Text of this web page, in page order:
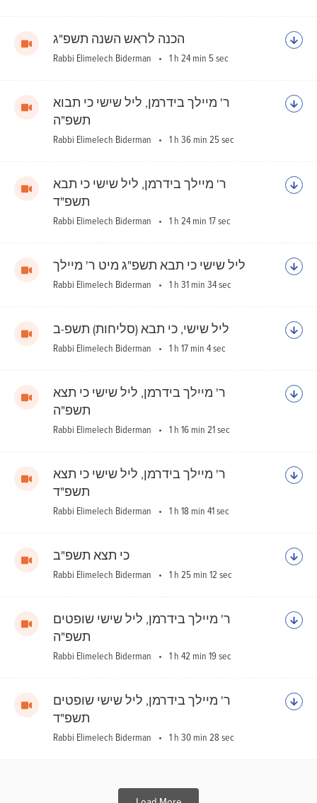
הכנה לראש השנה תשפ"ג
Rabbi Elimelech Biderman 1 h 24 min 5 sec
ר' מיילך בידרמן, ליל שישי כי תבוא
תשפ"ה
Rabbi Elimelech Biderman 1 h 36 min 25 sec
ר' מיילך בידרמן, ליל שישי כי תבא
תשפ"ד
Rabbi Elimelech Biderman 1 h 24 min 17 sec
ליל שישי כי תבא תשפ"ג מיט ר' מיילך
Rabbi Elimelech Biderman 1 h 31 min 34 sec
ליל שישי, כי תבא (סליחות) תשפ-ב
Rabbi Elimelech Biderman 1 h 17 min 4 sec
ר' מיילך בידרמן, ליל שישי כי תצא
תשפ"ה
Rabbi Elimelech Biderman 1 h 16 min 21 sec
ר' מיילך בידרמן, ליל שישי כי תצא
תשפ"ד
Rabbi Elimelech Biderman 1 h 18 min 41 sec
כי תצא תשפ"ב
Rabbi Elimelech Biderman 1 h 25 min 12 sec
ר' מיילך בידרמן, ליל שישי שופטים
תשפ"ה
Rabbi Elimelech Biderman 1 h 42 min 19 sec
ר' מיילך בידרמן, ליל שישי שופטים
תשפ"ד
Rabbi Elimelech Biderman 1 h 30 min 28 sec